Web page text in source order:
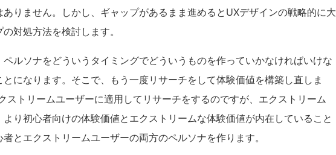
りません。しかし、ギャップがあるまま進めるとUXデザインの戦略的に大
対処方法を検討します。
ルソナをどういうタイミングでどういうものを作っていかなければいけな
になります。そこで、もう一度リサーチをして体験価値を構築し直しま
ストリームユーザーに適用してリサーチをするのですが、エクストリーム
り初心者向けの体験価値とエクストリームな体験価値が内在していること
とエクストリームユーザーの両方のペルソナを作ります。